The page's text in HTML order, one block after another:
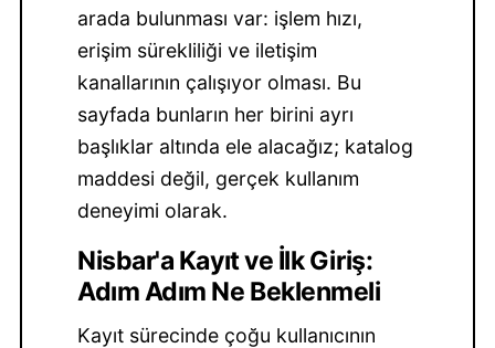
arada bulunması var: işlem hızı,
erişim sürekliliği ve iletişim
kanallarının çalışıyor olması. Bu
sayfada bunların her birini ayrı
başlıklar altında ele alacağız; katalog
maddesi değil, gerçek kullanım
deneyimi olarak.
Nisbar'a Kayıt ve İlk Giriş:
Adım Adım Ne Beklenmeli
Kayıt sürecinde çoğu kullanıcının